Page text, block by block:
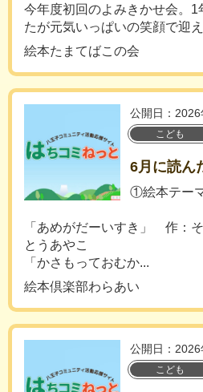
今年度初回のよみきかせ会。1
たが元気いっぱいの笑顔で迎
絵本たまてばこの会
公開日：
こども
6月に読ん
①絵本テー
「あめがだーいすき」 作：
とうあやこ
「かさもっておむか...
絵本倶楽部わらあい
公開日：
こども